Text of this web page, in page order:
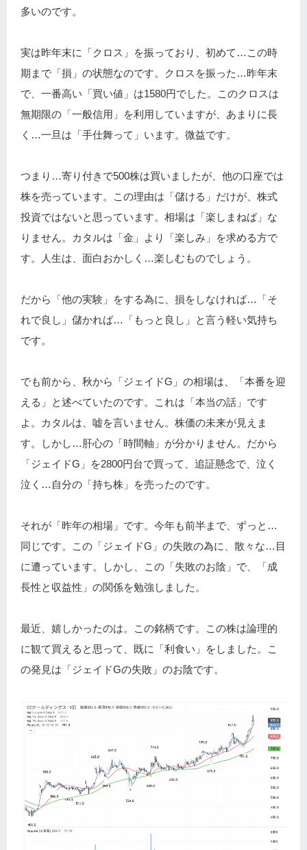
多いのです。
実は昨年末に「クロス」を振っており、初めて…この時
期まで「損」の状態なのです。クロスを振った…昨年末
で、一番高い「買い値」は1580円でした。このクロスは
無期限の「一般信用」を利用していますが、あまりに長
く…一旦は「手仕舞って」います。微益です。
つまり…寄り付きで500株は買いましたが、他の口座では
株を売っています。この理由は「儲ける」だけが、株式
投資ではないと思っています。相場は「楽しまねば」な
りません。カタルは「金」より「楽しみ」を求める方で
す。人生は、面白おかしく…楽しむものでしょう。
だから「他の実験」をする為に、損をしなければ…「そ
れで良し」儲かれば…「もっと良し」と言う軽い気持ち
です。
でも前から、秋から「ジェイドG」の相場は、「本番を迎
える」と述べていたのです。これは「本当の話」です
よ。カタルは、嘘を言いません。株価の未来が見えま
す。しかし…肝心の「時間軸」が分かりません。だから
「ジェイドG」を2800円台で買って、追証懸念で、泣く
泣く…自分の「持ち株」を売ったのです。
それが「昨年の相場」です。今年も前半まで、ずっと…
同じです。この「ジェイドG」の失敗の為に、散々な…目
に遭っています。しかし、この「失敗のお陰」で、「成
長性と収益性」の関係を勉強しました。
最近、嬉しかったのは。この銘柄です。この株は論理的
に観て買えると思って、既に「利食い」をしました。こ
の発見は「ジェイドGの失敗」のお陰です。